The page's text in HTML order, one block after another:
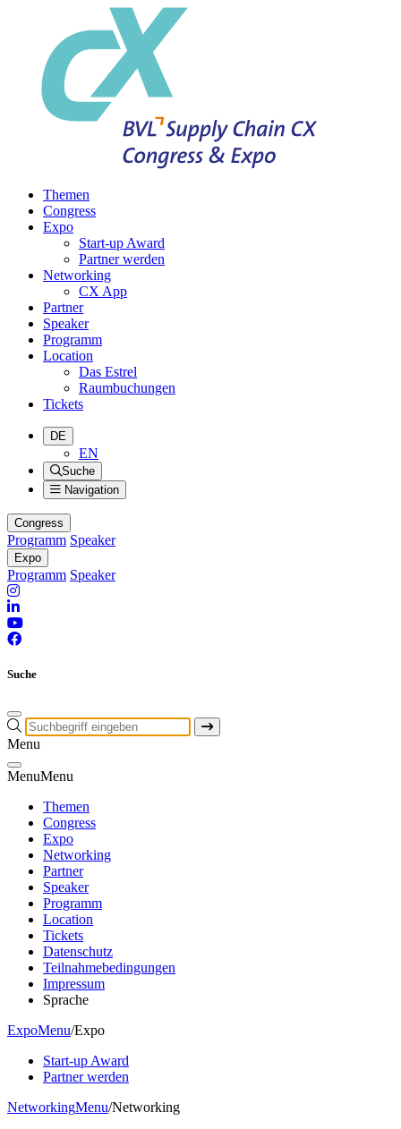
Themen
Congress
Expo
Start-up Award
Partner werden
Networking
CX App
Partner
Speaker
Programm
Location
Das Estrel
Raumbuchungen
Tickets
DE
EN
Suche
Navigation
Congress
Programm Speaker
Expo
Programm Speaker
Suche
Menu
MenuMenu
Themen
Congress
Expo
Networking
Partner
Speaker
Programm
Location
Tickets
Datenschutz
Teilnahmebedingungen
Impressum
Sprache
ExpoMenu/Expo
Start-up Award
Partner werden
NetworkingMenu/Networking